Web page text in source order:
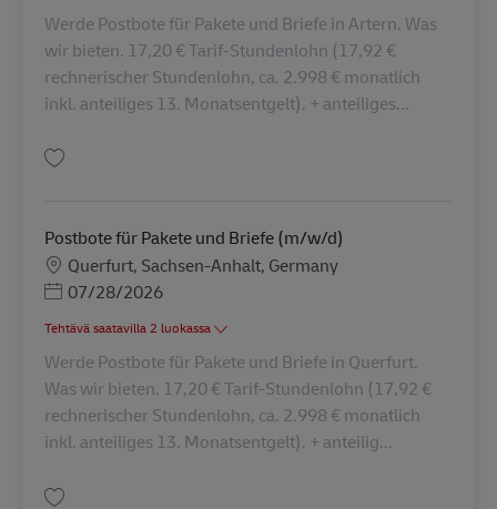
Werde Postbote für Pakete und Briefe in Artern. Was
wir bieten. 17,20 € Tarif-Stundenlohn (17,92 €
rechnerischer Stundenlohn, ca. 2.998 € monatlich
inkl. anteiliges 13. Monatsentgelt). + anteiliges...
Postbote für Pakete und Briefe (m/w/d)
SijaintiQuerfurt, Sachsen-Anhalt, Germany
Posted Date
07/28/2026
Tehtävä saatavilla 2 luokassa
Werde Postbote für Pakete und Briefe in Querfurt.
Was wir bieten. 17,20 € Tarif-Stundenlohn (17,92 €
rechnerischer Stundenlohn, ca. 2.998 € monatlich
inkl. anteiliges 13. Monatsentgelt). + anteilig...